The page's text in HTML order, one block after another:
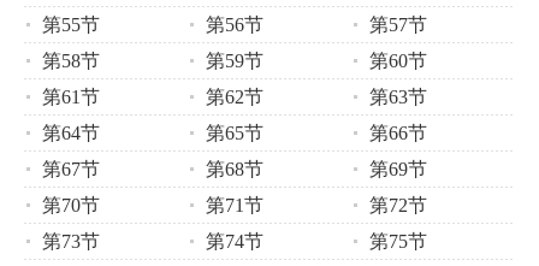
第55节
第56节
第57节
第58节
第59节
第60节
第61节
第62节
第63节
第64节
第65节
第66节
第67节
第68节
第69节
第70节
第71节
第72节
第73节
第74节
第75节